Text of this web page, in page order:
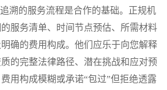
的服务流程是合作的基础。正规机
服务清单、时间节点预估、所需材料
确的费用构成。他们应乐于向您解释
的完整法律路径、潜在挑战和应对预
用构成模糊或承诺“包过”但拒绝透露